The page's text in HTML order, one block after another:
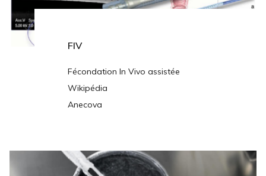
FIV
Fécondation In Vivo assistée
Wikipédia
Anecova